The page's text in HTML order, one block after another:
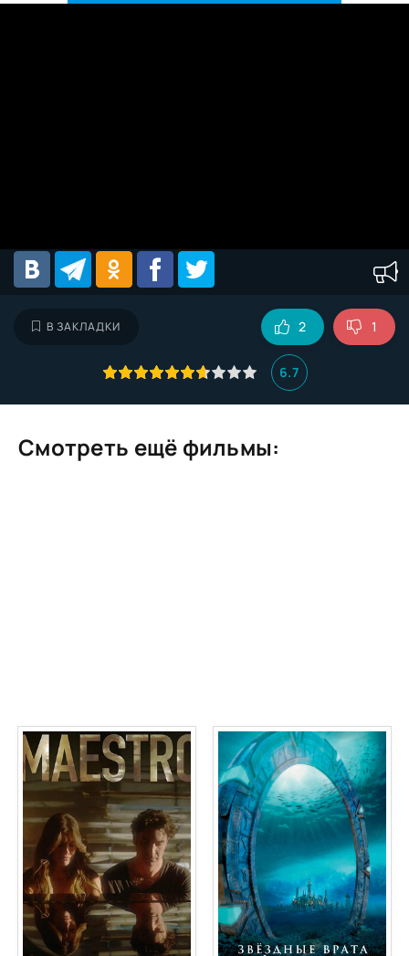
В ЗАКЛАДКИ
6.7
2 1
Смотреть ещё фильмы: